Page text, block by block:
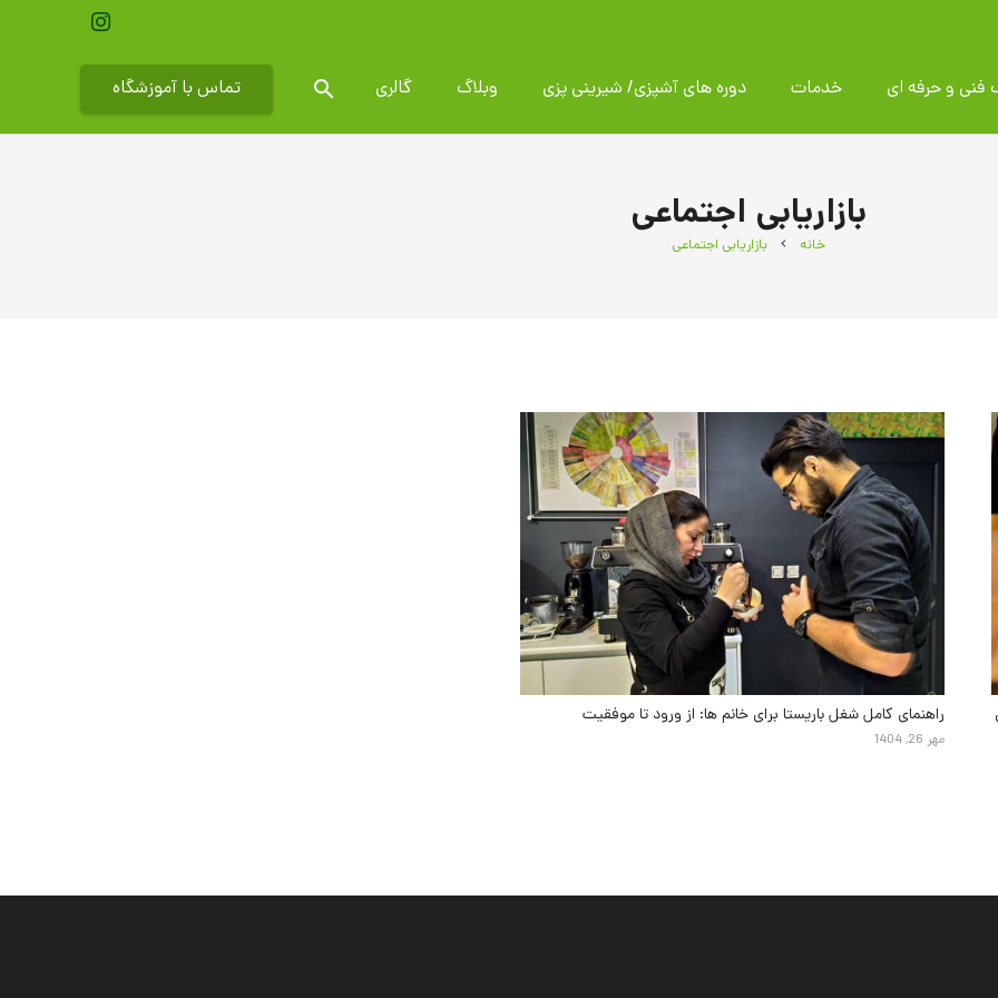
فنی و حرفه ای خدمات دوره های آشپزی/ شیرینی پزی وبلاگ گالری search تماس با آموزشگاه
بازاریابی اجتماعی
خانه chevron_right بازاریابی اجتماعی
راهنمای کامل شغل باریستا برای خانم ها: از ورود تا موفقیت
مهر 26, 1404